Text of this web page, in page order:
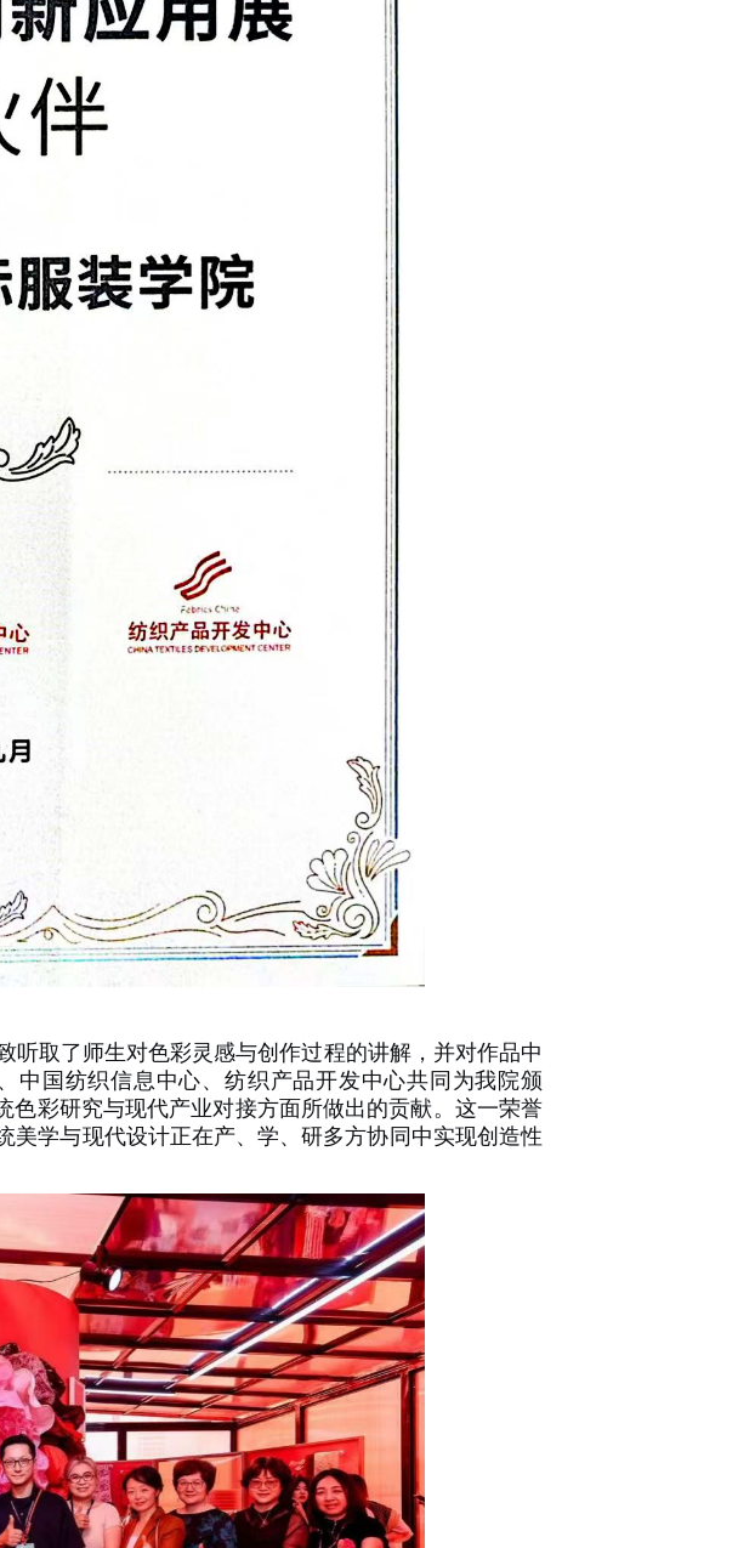
取了师生对色彩灵感与创作过程的讲解，并对作品中
中国纺织信息中心、纺织产品开发中心共同为我院颁
色彩研究与现代产业对接方面所做出的贡献。这一荣誉
学与现代设计正在产、学、研多方协同中实现创造性